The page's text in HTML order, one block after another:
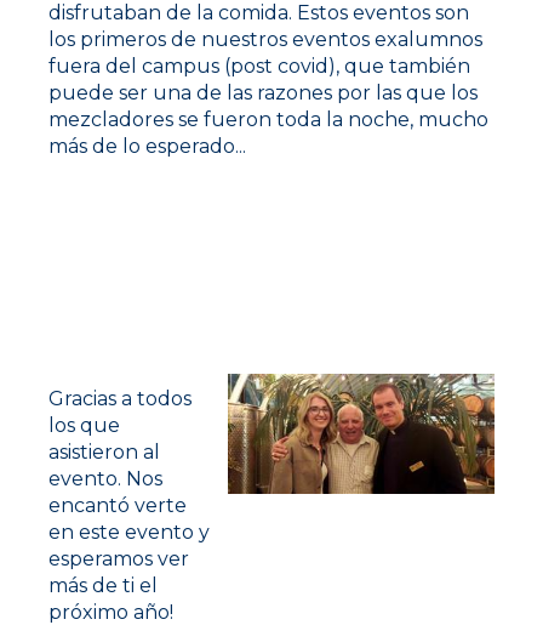
disfrutaban de la comida. Estos eventos son
los primeros de nuestros eventos exalumnos
fuera del campus (post covid), que también
puede ser una de las razones por las que los
mezcladores se fueron toda la noche, mucho
más de lo esperado...
Gracias a todos
los que
asistieron al
evento. Nos
encantó verte
en este evento y
esperamos ver
más de ti el
próximo año!